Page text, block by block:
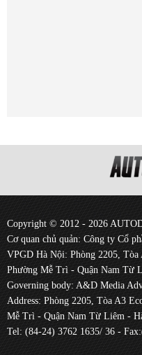
Copyright © 2012 - 2026
Cơ quan chủ quản: Công ty Cổ
VPGD Hà Nội: Phòng 2205,
Phường Mễ Trì - Quận Nam Từ
Governing body: A&D Media
Address: Phòng 2205, Tòa A3
Mễ Trì - Quận Nam Từ Liêm -
Tel: (84-24) 3762 1635/ 36 -